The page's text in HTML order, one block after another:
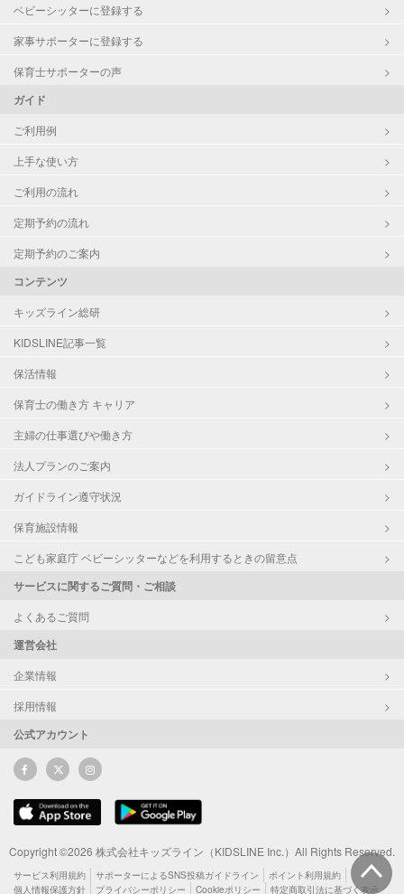
ベビーシッターに登録する
家事サポーターに登録する
保育士サポーターの声
ガイド
ご利用例
上手な使い方
ご利用の流れ
定期予約の流れ
定期予約のご案内
コンテンツ
キッズライン総研
KIDSLINE記事一覧
保活情報
保育士の働き方 キャリア
主婦の仕事選びや働き方
法人プランのご案内
ガイドライン遵守状況
保育施設情報
こども家庭庁 ベビーシッターなどを利用するときの留意点
サービスに関するご質問・ご相談
よくあるご質問
運営会社
企業情報
採用情報
公式アカウント
Copyright ©2026 株式会社キッズライン（KIDSLINE Inc.）All Rights Reserved.
サービス利用規約 サポーターによるSNS投稿ガイドライン
ポイント利用規約
個人情報保護方針
プライバシーポリシー Cookieポリシー 特定商取引法に基づく表示